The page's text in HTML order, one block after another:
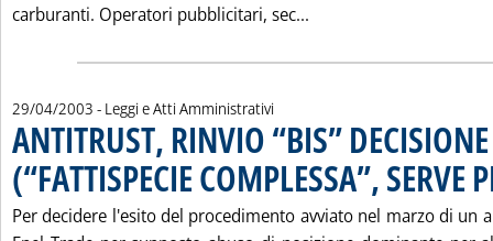
carburanti. Operatori pubblicitari, sec...
29/04/2003 - Leggi e Atti Amministrativi
ANTITRUST, RINVIO “BIS”
(“FATTISPECIE COMPLESSA”, SERVE
Per decidere l'esito del procedimento avviato nel marzo di un